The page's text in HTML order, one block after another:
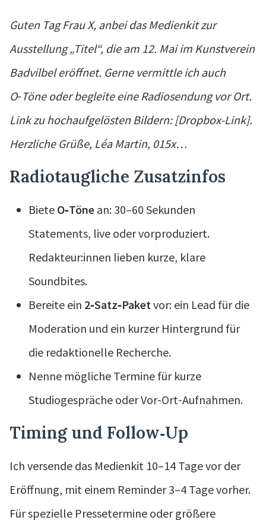
Guten Tag Frau X, anbei das Medienkit zur
Ausstellung „Titel“, die am 12. Mai im Kunstverein
Badvilbel eröffnet. Gerne vermittle ich auch
O‑Töne oder begleite eine Radiosendung vor Ort.
Link zu hochaufgelösten Bildern: [Dropbox-Link].
Herzliche Grüße, Léa Martin, 015x…
Radiotaugliche Zusatzinfos
Biete O‑Töne an: 30–60 Sekunden
Statements, live oder vorproduziert.
Redakteur:innen lieben kurze, klare
Soundbites.
Bereite ein 2‑Satz‑Paket vor: ein Lead für die
Moderation und ein kurzer Hintergrund für
die redaktionelle Recherche.
Nenne mögliche Termine für kurze
Studiogespräche oder Vor‑Ort‑Aufnahmen.
Timing und Follow‑Up
Ich versende das Medienkit 10–14 Tage vor der
Eröffnung, mit einem Reminder 3–4 Tage vorher.
Für spezielle Pressetermine oder größere